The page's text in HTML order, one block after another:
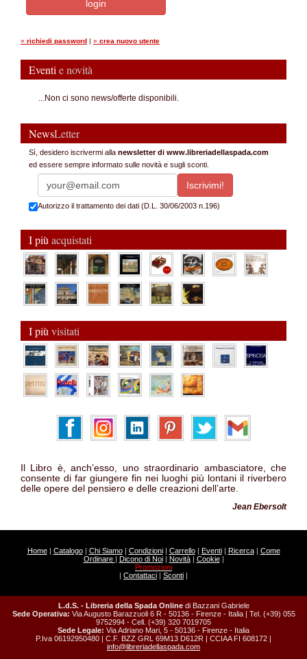
» richiedi password | » crea nuovo utente
Eventi e novità
...Non ci sono news/offerte disponibili.
NewsLetter
Sì, desidero iscrivermi alla newsletter di www.libreriadellaspada.com
ed essere sempre informato sulle novità e sugli sconti.
Autorizzo il trattamento dei dati (D.L. 30/06/2003 n.196)
I più acquistati
I più visitati
Il Libro è, anch’esso, uno straordinario ambasciatore, che
consente di far giungere fin nei luoghi più lontani il riverbero
delle opere del pensiero e delle creazioni dell’arte.
Jean Ebersolt
Home| Catalogo| Chi Siamo| Condizioni| Carrello| Eventi| Ricerca| Come
Ordinare | Dicono di Noi| Novità| Cookie|
Promozioni
| Contattaci | Sconti |
L.d.S. - Libreria della Spada Online di Bazzani Gabriele
Sede Operativa: Via Augusto Barazzuoli 6 R - 50136 - Firenze - Italia | Tel. (+39) 055
9752994 - Cell. (+39) 320 7019705
Sede Legale: Via Adriano Mari, 5 - 50136 - Firenze - Italia
P.Iva 06192950480 | C.F. BZZ GRL 69M13 D612R | CCIAA FI 608172 |
info@libreriadellaspada.com